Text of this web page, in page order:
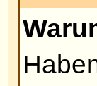
Fall
Private